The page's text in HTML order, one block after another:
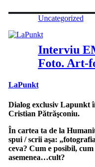
Uncategorized
Interviu
Foto. Art-
LaPunkt
Dialog exclusiv Lapunkt
Cristian Pătrăşconiu.
În cartea ta de la
spui / scrii aşa:
ceva? Cum e posibil,
asemenea…cult?